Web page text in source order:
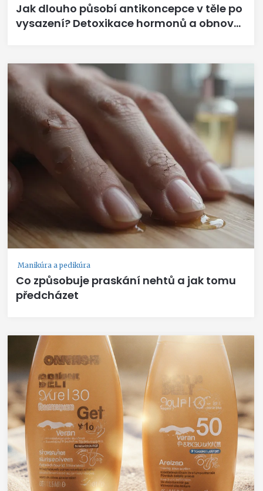
Jak dlouho působí antikoncepce v těle po
vysazení? Detoxikace hormonů a obnova
Manikúra a pedikúra
Co způsobuje praskání nehtů a jak tomu
předcházet